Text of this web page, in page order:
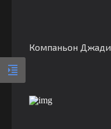
Компаньон Джади